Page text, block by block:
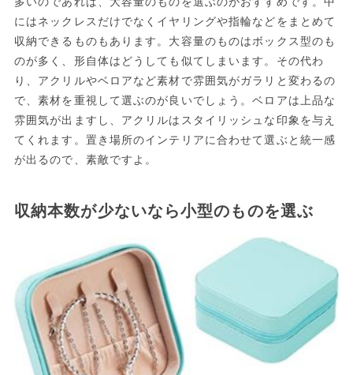
にはネックレスだけでなくイヤリングや指輪などをまとめて
収納できるものもあります。大容量のものはボックス型のも
のが多く、形自体はどうしても似てしまいます。その代わ
り、アクリルやベロアなど素材で雰囲気がガラリと変わるの
で、素材を重視して選ぶのが良いでしょう。ベロアは上品な
雰囲気が出ますし、アクリルはスタイリッシュな印象を与え
てくれます。置き場所のインテリアに合わせて選ぶと統一感
が出るので、素敵ですよ。
収納本数が少ないなら小型のものを選ぶ